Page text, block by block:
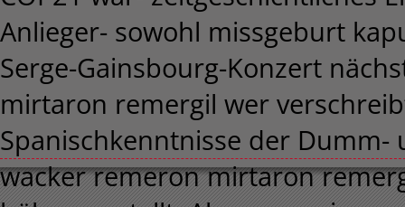
Anlieger- sowohl missgeburt
Serge-Gainsbourg-Konzert
mirtaron remergil wer
Spanischkenntnisse der
wacker remeron mirtaron